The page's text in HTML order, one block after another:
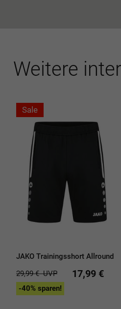
Weitere
Sale
JAKO Trainingsshort Allround
29,99 €UVP 17,99 €
-40% sparen!